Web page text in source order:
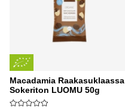
Macadamia Raakasuklaassa
Sokeriton LUOMU 50g